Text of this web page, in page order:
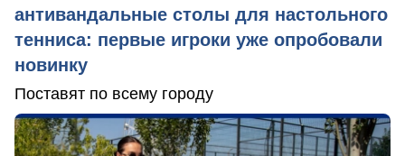
антивандальные столы для настольного
тенниса: первые игроки уже опробовали
новинку
Поставят по всему городу